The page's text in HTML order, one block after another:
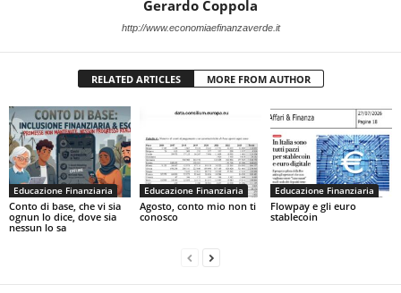
Gerardo Coppola
http://www.economiaefinanzaverde.it
RELATED ARTICLES MORE FROM AUTHOR
Educazione Finanziaria
Conto di base, che vi sia
ognun lo dice, dove sia
nessun lo sa
Educazione Finanziaria
Agosto, conto mio non ti
conosco
Educazione Finanziaria
Flowpay e gli euro
stablecoin